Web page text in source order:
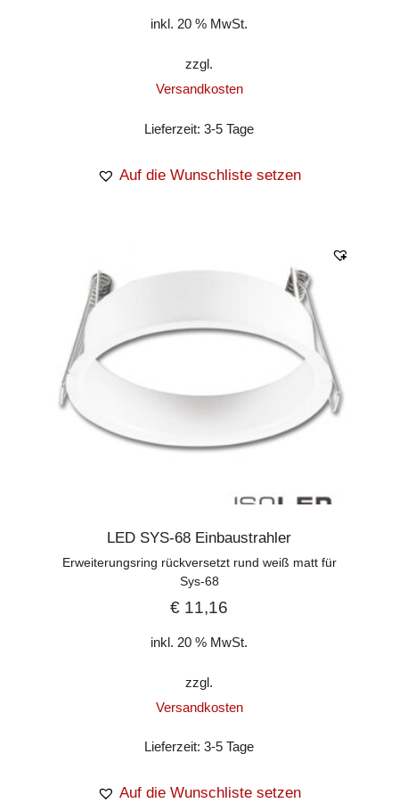
inkl. 20 % MwSt.
zzgl.
Versandkosten
Lieferzeit:3-5 Tage
Auf die Wunschliste setzen
LED SYS-68 Einbaustrahler
Erweiterungsring rückversetzt rund weiß matt für
Sys-68
€ 11,16
inkl. 20 % MwSt.
zzgl.
Versandkosten
Lieferzeit:3-5 Tage
Auf die Wunschliste setzen